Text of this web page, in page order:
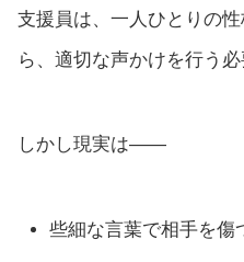
支援員は、一人ひとりの
ら、適切な声かけを行う必
しかし現実は——
些細な言葉で相手を傷